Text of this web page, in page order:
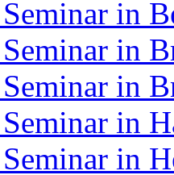
in
in
in
in
in